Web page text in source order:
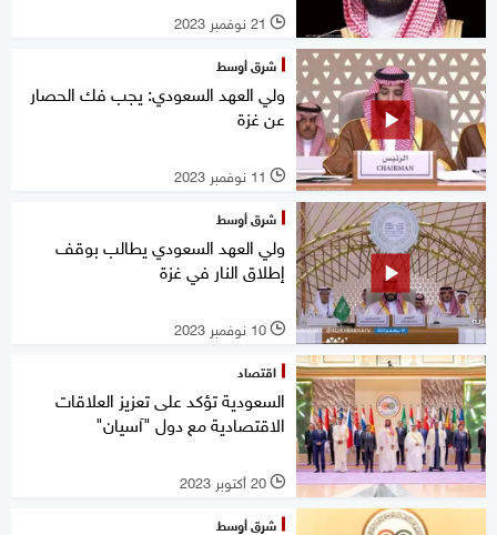
l 21 نوفمبر 2023
شرق أوسط
ولي العهد السعودي: يجب فك الحصار
عن غزة
l 11 نوفمبر 2023
شرق أوسط
ولي العهد السعودي يطالب بوقف
إطلاق النار في غزة
l 10 نوفمبر 2023
اقتصاد
السعودية تؤكد على تعزيز العلاقات
الاقتصادية مع دول "آسيان"
l 20 أكتوبر 2023
شرق أوسط